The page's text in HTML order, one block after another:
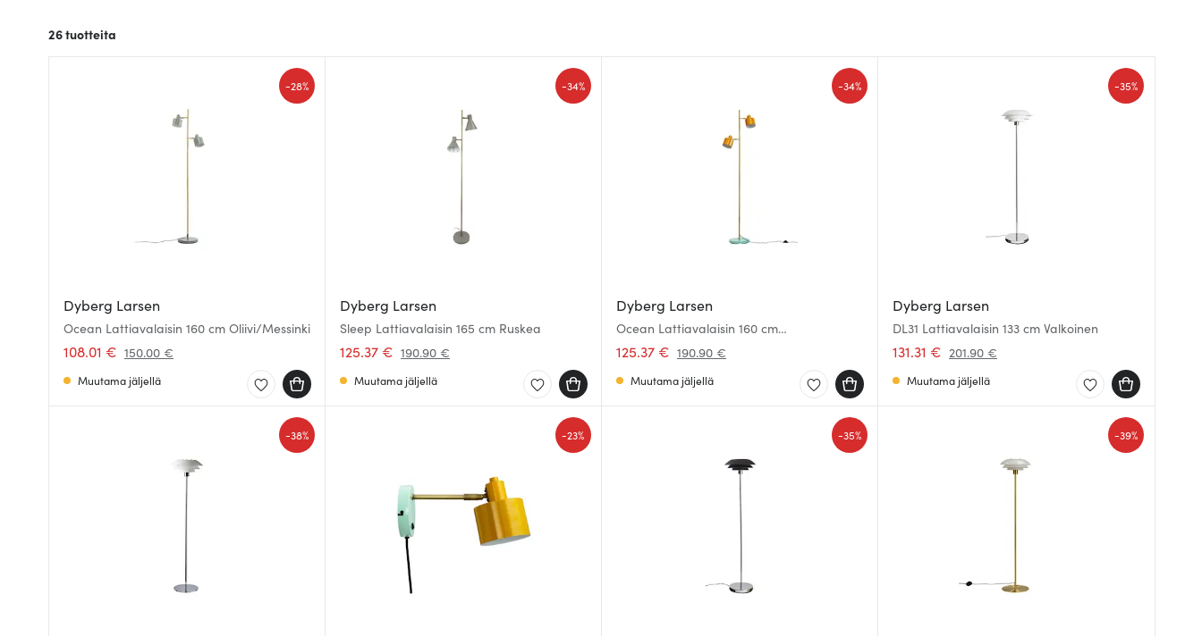
26tuotteita
Dyberg Larsen
Ocean Lattiavalaisin 160 cm Oliivi/Messinki
108.01 € 150.00 €
-28%
Muutama jäljellä
Dyberg Larsen
Sleep Lattiavalaisin 165 cm Ruskea
125.37 € 190.90 €
-34%
Muutama jäljellä
Dyberg Larsen
Ocean Lattiavalaisin 160 cm
Curry/Messinki/Turkoosi
125.37 € 190.90 €
-34%
Muutama jäljellä
Dyberg Larsen
DL31 Lattiavalaisin 133 cm Valkoinen
131.31 € 201.90 €
-35%
Muutama jäljellä
-38% -23% -35% -39%